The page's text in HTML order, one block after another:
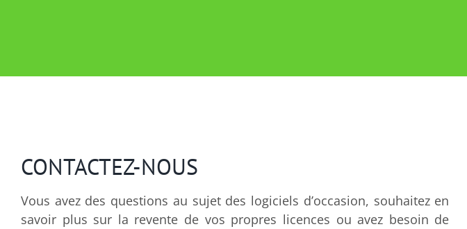
CONTACTEZ-NOUS
Vous avez des questions au sujet des logiciels d’occasion, souhaitez en
savoir plus sur la revente de vos propres licences ou avez besoin de